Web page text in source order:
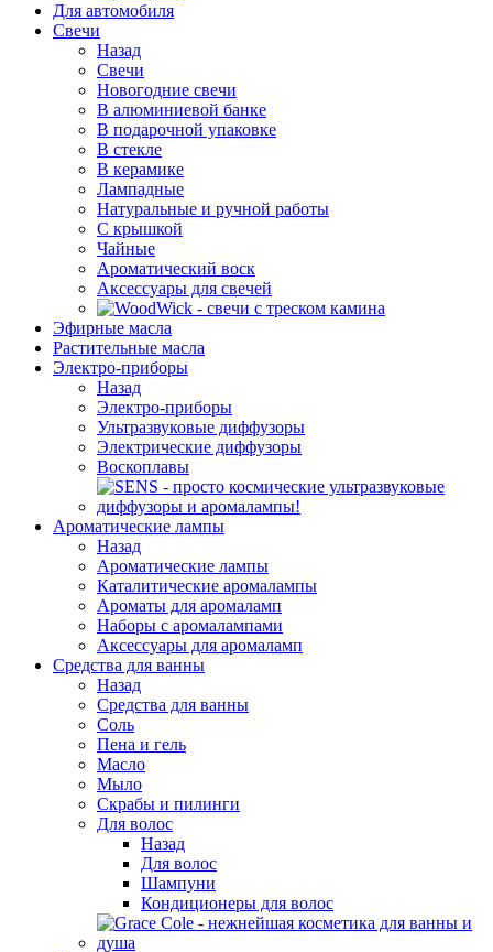
Для автомобиля
Свечи
Назад
Свечи
Новогодние свечи
В алюминиевой банке
В подарочной упаковке
В стекле
В керамике
Лампадные
Натуральные и ручной работы
С крышкой
Чайные
Ароматический воск
Аксессуары для свечей
Эфирные масла
Растительные масла
Электро-приборы
Назад
Электро-приборы
Ультразвуковые диффузоры
Электрические диффузоры
Воскоплавы
Ароматические лампы
Назад
Ароматические лампы
Каталитические аромалампы
Ароматы для аромаламп
Наборы с аромалампами
Аксессуары для аромаламп
Средства для ванны
Назад
Средства для ванны
Соль
Пена и гель
Масло
Мыло
Скрабы и пилинги
Для волос
Назад
Для волос
Шампуни
Кондиционеры для волос